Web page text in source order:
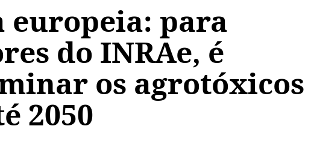
para
do INRAe, é
os agrotóxicos
2050